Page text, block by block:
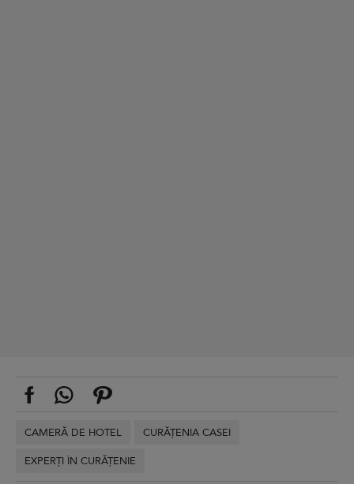
CAMERĂ DE HOTEL
CURĂȚENIA CASEI
EXPERȚI ÎN CURĂȚENIE